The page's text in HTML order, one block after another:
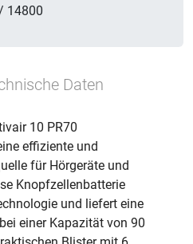
14800
Daten
10 PR70
effiziente und
für Hörgeräte und
Knopfzellenbatterie
und liefert eine
einer Kapazität von 90